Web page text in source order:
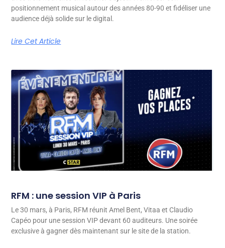
positionnement musical autour des années 80-90 et fidéliser une
audience déjà solide sur le digital.
Lire Cet Article
RFM : une session VIP à Paris
Le 30 mars, à Paris, RFM réunit Amel Bent, Vitaa et Claudio
Capéo pour une session VIP devant 60 auditeurs. Une soirée
exclusive à gagner dès maintenant sur le site de la station.